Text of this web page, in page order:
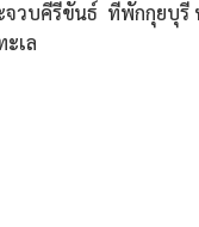
วบคีรีขันธ์ ที่พักกุยบุรี
เล